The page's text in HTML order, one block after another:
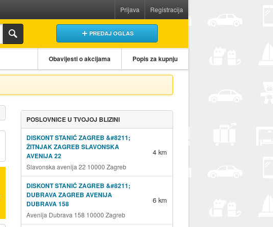
Prijava Registracija
PREDAJ OGLAS
Obavijesti o akcijama Popis za kupnju
POSLOVNICE U TVOJOJ BLIZINI
DISKONT STANIĆ ZAGREB &#8211;
ŽITNJAK ZAGREB SLAVONSKA
AVENIJA 22
Slavonska avenija 22 10000 Zagreb
4 km
DISKONT STANIĆ ZAGREB &#8211;
DUBRAVA ZAGREB AVENIJA
DUBRAVA 158
Avenija Dubrava 158 10000 Zagreb
6 km